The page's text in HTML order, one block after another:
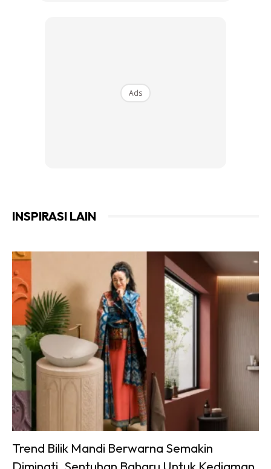
Ads
Tukar langsir lama kepada warna neutral atau earth tone —
ruang terus rasa luas & tenang.
Ads
INSPIRASI LAIN
Trend Bilik Mandi Berwarna Semakin